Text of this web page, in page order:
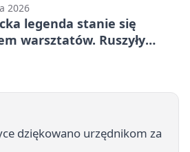
2026
legenda stanie się
warsztatów. Ruszyły
dziękowano urzędnikom za